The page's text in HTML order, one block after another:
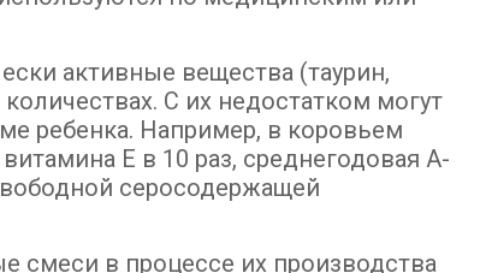
активные вещества (таурин,
С их недостатком могут
ребенка. Например, в коровьем
Е в 10 раз, среднегодовая А-
серосодержащей
смеси в процессе их производства